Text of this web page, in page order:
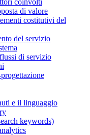
coinvolti
di valore
costitutivi del
del servizio
di servizio
e il linguaggio
keywords)